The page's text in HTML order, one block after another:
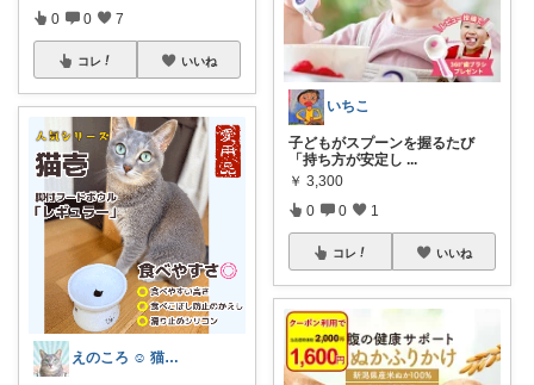
0 0 7
コレ いいね
えのころ ☺ 猫と生活🐈
いちこ
子どもがスプーンを握るたび
「持ち方が安定し ...
￥ 3,300
0 0 1
コレ いいね